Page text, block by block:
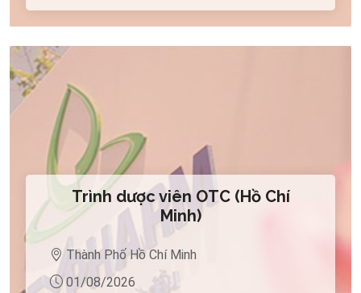
Trình dược viên OTC (Hồ Chí
Minh)
Thành Phố Hồ Chí Minh
01/08/2026